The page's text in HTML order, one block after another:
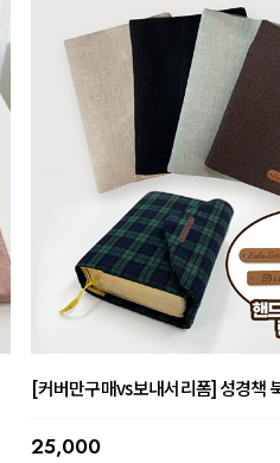
[커버만구매vs보내서리폼] 성경책
25,000